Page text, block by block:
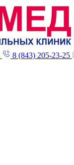
8 (843) 205-23-25